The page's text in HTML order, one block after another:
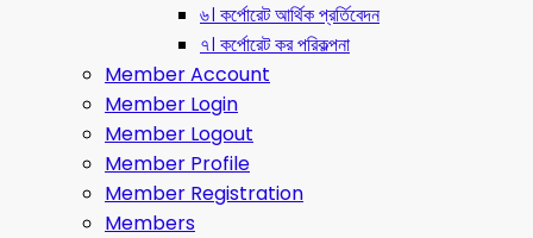
৬। কর্পোরেট আর্থিক প্রর্তিবেদন
৭। কর্পোরেট কর পরিকল্পনা
Member Account
Member Login
Member Logout
Member Profile
Member Registration
Members